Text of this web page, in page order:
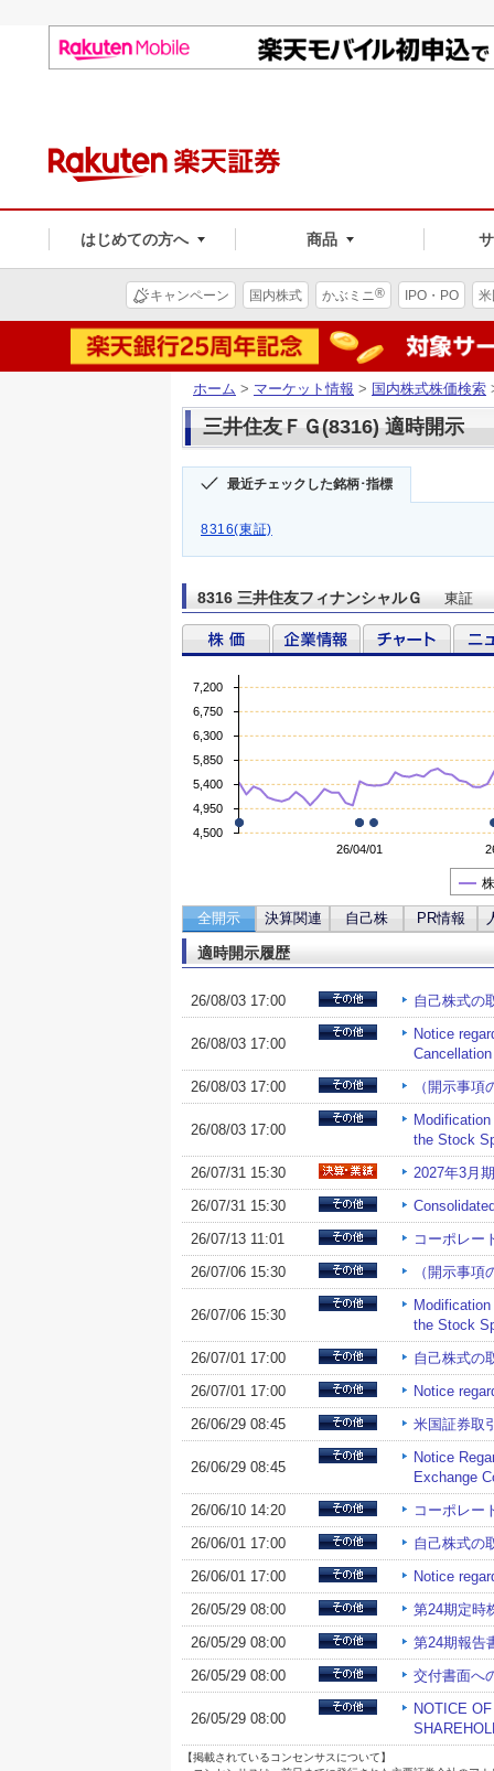
はじめての方へ 商品
キャンペーン 国内株式 かぶミニ® IPO・PO
ホーム > マーケット情報 > 国内株式株価検索
三井住友ＦＧ(8316) 適時開示
最近チェックした銘柄･指標
8316(東証)
8316 三井住友フィナンシャルＧ 東証